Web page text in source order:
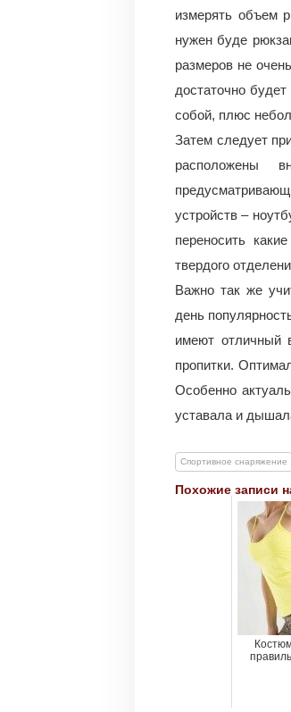
измерять объем
нужен буде
размеров не
достаточно
собой, плюс
Затем следует
расположены
устройств –
переносить
твердого
Важно так же
день
имеют отличный
пропитки.
Особенно
уставала и
Спортивное снаряжение
Похожие записи